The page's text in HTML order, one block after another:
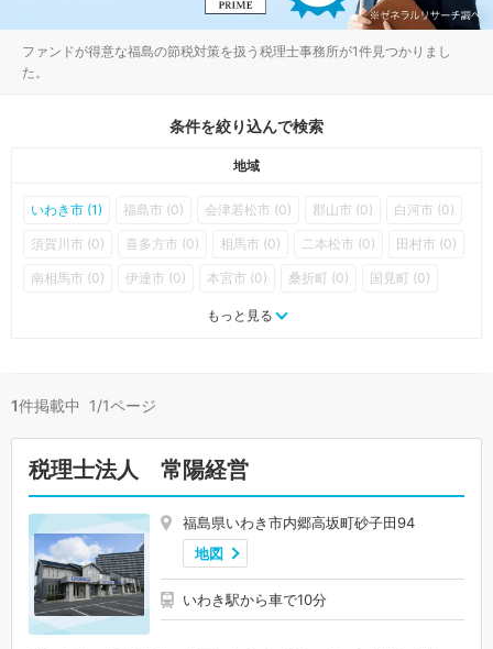
ファンドが得意な福島の節税対策を扱う税理士事務所が1件見つかりまし
た。
条件を絞り込んで検索
地域
いわき市 (1) 福島市 (0) 会津若松市 (0) 郡山市 (0) 白河市 (0)
須賀川市 (0) 喜多方市 (0) 相馬市 (0) 二本松市 (0) 田村市 (0)
南相馬市 (0) 伊達市 (0) 本宮市 (0) 桑折町 (0) 国見町 (0)
鏡石町 (0) 天栄村 (0)
湯川村 (0) 柳津町 (0)
棚倉町 (0) 矢祭町 (0) 塙町 (0)
玉川村 (0) 平田村 (0) 浅川町 (0) 古殿町 (0) 三春町 (0)
小野町 (0) 広野町 (0) 楢葉町 (0)
大熊町 (0) 双葉町 (0) 浪江町 (0) 葛尾村 (0) 新地町 (0)
飯舘村 (0)
もっと見る
1件掲載中 1/1ページ
税理士法人 常陽経営
福島県いわき市内郷高坂町砂子田94
地図
いわき駅から車で10分